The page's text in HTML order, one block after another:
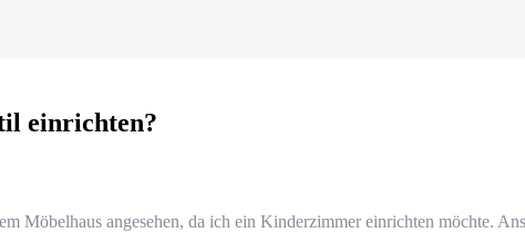
einrichten?
Möbelhaus angesehen, da ich ein Kinderzimmer einrichten möchte.